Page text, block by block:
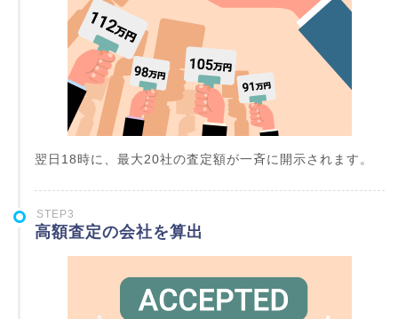
翌日18時に、最大20社の査定額が一斉に開示されます。
STEP3
高額査定の会社を算出